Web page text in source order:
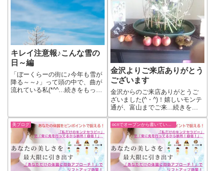
キレイ注意報♪こんな雪の
日～編
「ぼーくらーの街に♪今年も雪が
降る～～♪」って頭の中で、曲が
流れている私(*^^...続きをもっと
金沢よりご来店ありがとう
ございます
金沢からのご来店ありがとうご
ざいました(^・^)！嬉しいモンテ
通が、富山までご来...続きをも
っと見る
美ブログ ocnでオープンから書いていた過去ブログ